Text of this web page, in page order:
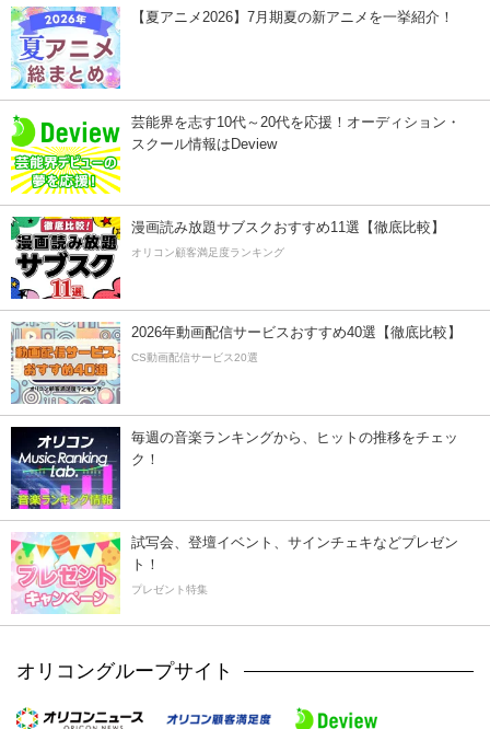
【夏アニメ2026】7月期夏の新アニメを一挙紹介！
芸能界を志す10代～20代を応援！オーディション・
スクール情報はDeview
漫画読み放題サブスクおすすめ11選【徹底比較】
オリコン顧客満足度ランキング
2026年動画配信サービスおすすめ40選【徹底比較】
CS動画配信サービス20選
毎週の音楽ランキングから、ヒットの推移をチェッ
ク！
試写会、登壇イベント、サインチェキなどプレゼン
ト！
プレゼント特集
オリコングループサイト